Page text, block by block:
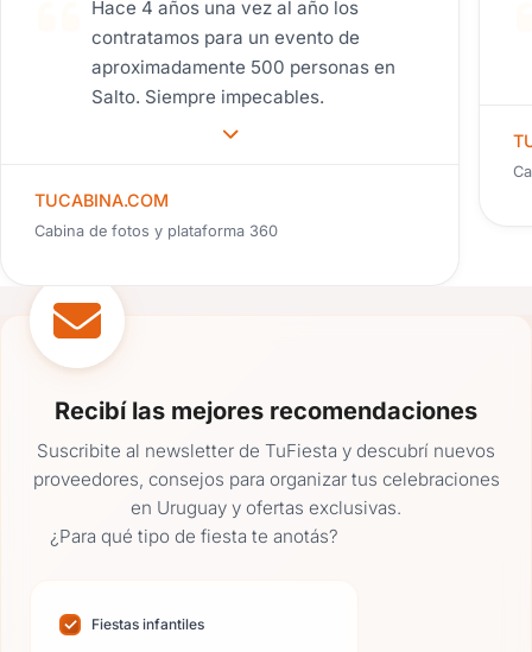
Hace 4 años una vez al año los
contratamos para un evento de
aproximadamente 500 personas en
Salto. Siempre impecables.
TUCABINA.COM
Cabina de fotos y plataforma 360
Recibí las mejores recomendaciones
Suscribite al newsletter de TuFiesta y descubrí nuevos
proveedores, consejos para organizar tus celebraciones
en Uruguay y ofertas exclusivas.
¿Para qué tipo de fiesta te anotás?
Fiestas infantiles